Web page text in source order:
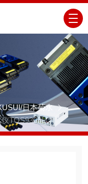
日本菊水
TOS9303LC